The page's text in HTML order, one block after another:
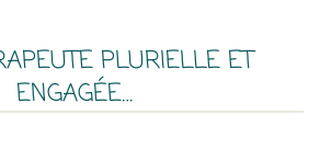
PLURIELLE ET
ENGAGÉE…